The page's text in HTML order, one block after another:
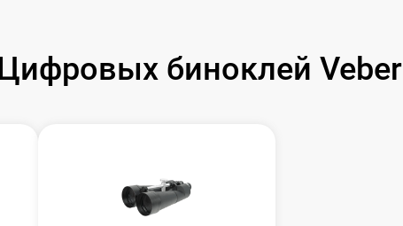
биноклей Veber